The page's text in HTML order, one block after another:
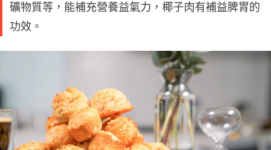
礦物質等，能補充營養益氣力，椰子肉有補益脾胃的
功效。